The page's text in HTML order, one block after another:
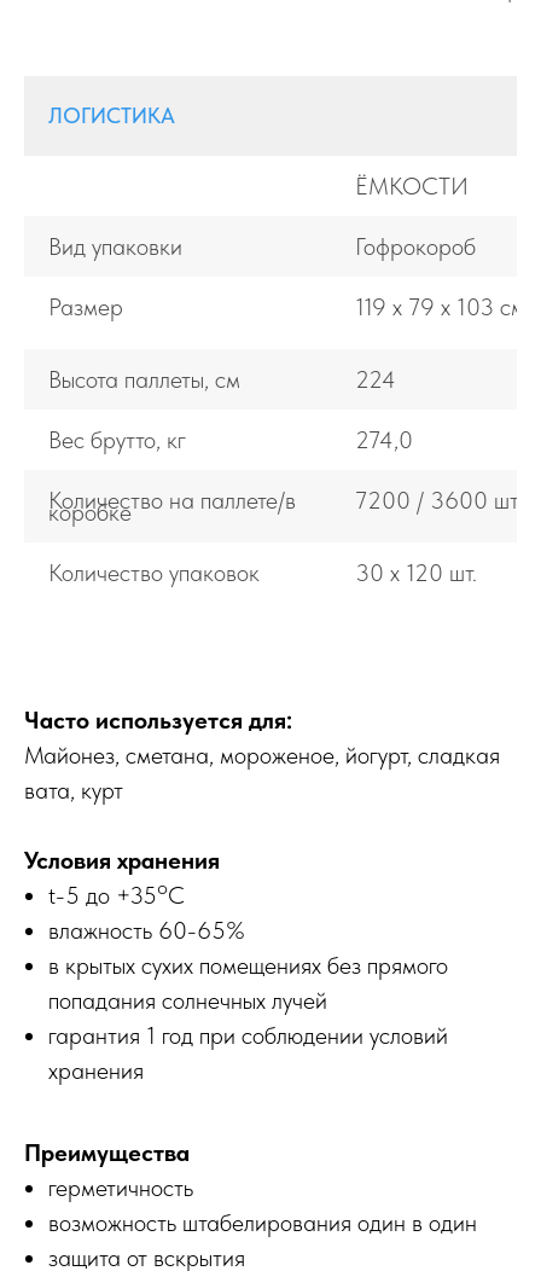
ЛОГИСТИКА
ЁМКОСТИ
Вид упаковки Гофрокороб
Размер 119 х 79 х 103 см
Высота паллеты, см 224
Вес брутто, кг 274,0
Количество на паллете/в
коробке 7200 / 3600 шт
Количество упаковок 30 х 120 шт.
Часто используется для:
Майонез, сметана, мороженое, йогурт, сладкая
вата, курт
Условия хранения
t-5 до +35oС
влажность 60-65%
в крытых сухих помещениях без прямого
попадания солнечных лучей
гарантия 1 год при соблюдении условий
хранения
Преимущества
герметичность
возможность штабелирования один в один
защита от вскрытия